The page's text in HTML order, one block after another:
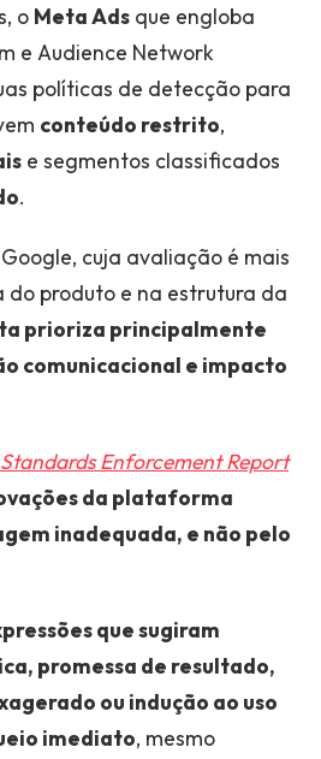
o Meta Ads que engloba
e Audience Network
políticas de detecção para
conteúdo restrito,
e segmentos classificados
.
cuja avaliação é mais
produto e na estrutura da
prioriza principalmente
comunicacional e impacto
Enforcement Report
da plataforma
inadequada, e não pelo
que sugiram
promessa de resultado,
ou indução ao uso
imediato, mesmo